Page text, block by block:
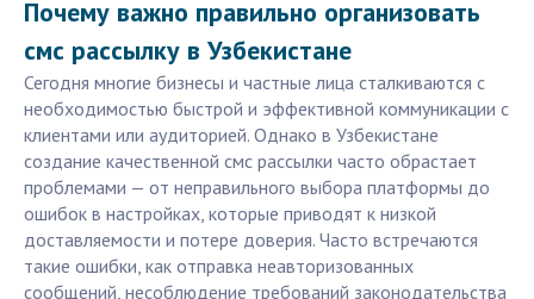
Почему важно правильно организовать
смс рассылку в Узбекистане
Сегодня многие бизнесы и частные лица сталкиваются с
необходимостью быстрой и эффективной коммуникации с
клиентами или аудиторией. Однако в Узбекистане
создание качественной смс рассылки часто обрастает
проблемами — от неправильного выбора платформы до
ошибок в настройках, которые приводят к низкой
доставляемости и потере доверия. Часто встречаются
такие ошибки, как отправка неавторизованных
сообщений, несоблюдение требований законодательства